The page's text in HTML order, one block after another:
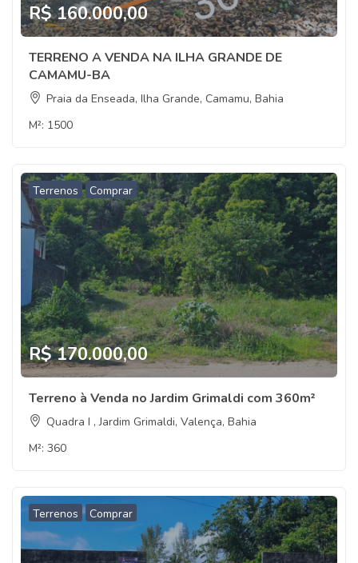
R$ 160.000,00
TERRENO A VENDA NA ILHA GRANDE DE
CAMAMU-BA
Praia da Enseada, Ilha Grande, Camamu, Bahia
M²: 1500
Terrenos Comprar
R$ 170.000,00
Terreno à Venda no Jardim Grimaldi com 360m²
Quadra I , Jardim Grimaldi, Valença, Bahia
M²: 360
Terrenos Comprar